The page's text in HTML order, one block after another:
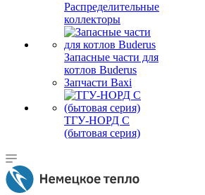
Распределительные
коллекторы
Запасные части для
котлов Buderus
Запчасти Baxi
ТГУ-НОРД С
(бытовая серия)